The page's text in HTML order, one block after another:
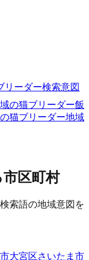
リーダー検索意図
の猫ブリーダー飯
の猫ブリーダー地域
区町村
索語の地域意図を
大宮区さいたま市